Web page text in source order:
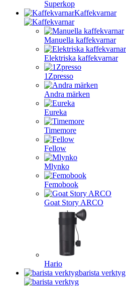
Superkop
Kaffekvarnar
Manuella kaffekvarnar
Elektriska kaffekvarnar
1Zpresso
Andra märken
Eureka
Timemore
Fellow
Mlynko
Femobook
Goat Story ARCO
Hario
barista verktyg